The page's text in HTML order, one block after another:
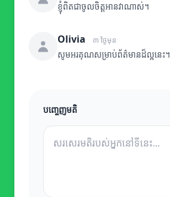
ខ្ញុំពិតជាចូលចិត្តអានវាណាស់។
Olivia ៣ ថ្ងៃមុន
សូមអរគុណសម្រាប់ព័ត៌មានដ៏ល្អនេះ។
បញ្ចេញមតិ